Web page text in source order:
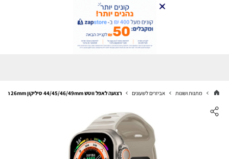
מתנות ושונות אביזרים לשעונים רצועה לאפל ווטש 44/45/46/49mm סיליקון 26mm רחב Beige 2#